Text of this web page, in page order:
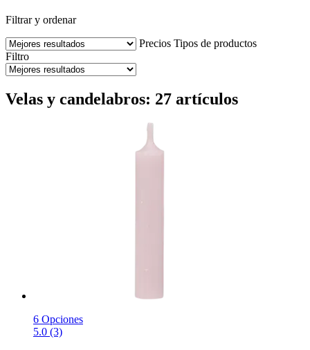
Filtrar y ordenar
Precios Tipos de productos
Filtro
Velas y candelabros: 27 artículos
6 Opciones
5.0 (3)